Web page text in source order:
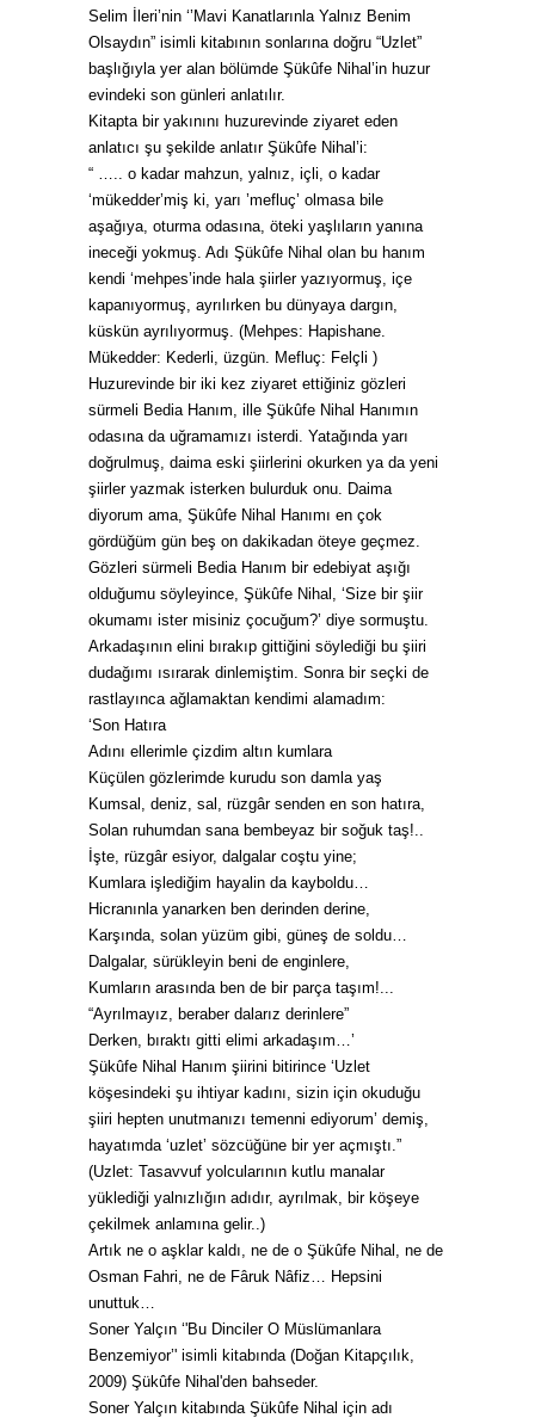
Selim İleri’nin ‘’Mavi Kanatlarınla Yalnız Benim
Olsaydın” isimli kitabının sonlarına doğru “Uzlet”
başlığıyla yer alan bölümde Şükûfe Nihal’in huzur
evindeki son günleri anlatılır.
Kitapta bir yakınını huzurevinde ziyaret eden
anlatıcı şu şekilde anlatır Şükûfe Nihal’i:
“ ….. o kadar mahzun, yalnız, içli, o kadar
‘mükedder’miş ki, yarı ’mefluç’ olmasa bile
aşağıya, oturma odasına, öteki yaşlıların yanına
ineceği yokmuş. Adı Şükûfe Nihal olan bu hanım
kendi ‘mehpes’inde hala şiirler yazıyormuş, içe
kapanıyormuş, ayrılırken bu dünyaya dargın,
küskün ayrılıyormuş. (Mehpes: Hapishane.
Mükedder: Kederli, üzgün. Mefluç: Felçli )
Huzurevinde bir iki kez ziyaret ettiğiniz gözleri
sürmeli Bedia Hanım, ille Şükûfe Nihal Hanımın
odasına da uğramamızı isterdi. Yatağında yarı
doğrulmuş, daima eski şiirlerini okurken ya da yeni
şiirler yazmak isterken bulurduk onu. Daima
diyorum ama, Şükûfe Nihal Hanımı en çok
gördüğüm gün beş on dakikadan öteye geçmez.
Gözleri sürmeli Bedia Hanım bir edebiyat aşığı
olduğumu söyleyince, Şükûfe Nihal, ‘Size bir şiir
okumamı ister misiniz çocuğum?’ diye sormuştu.
Arkadaşının elini bırakıp gittiğini söylediği bu şiiri
dudağımı ısırarak dinlemiştim. Sonra bir seçki de
rastlayınca ağlamaktan kendimi alamadım:
‘Son Hatıra
Adını ellerimle çizdim altın kumlara
Küçülen gözlerimde kurudu son damla yaş
Kumsal, deniz, sal, rüzgâr senden en son hatıra,
Solan ruhumdan sana bembeyaz bir soğuk taş!..
İşte, rüzgâr esiyor, dalgalar coştu yine;
Kumlara işlediğim hayalin da kayboldu…
Hicranınla yanarken ben derinden derine,
Karşında, solan yüzüm gibi, güneş de soldu…
Dalgalar, sürükleyin beni de enginlere,
Kumların arasında ben de bir parça taşım!...
“Ayrılmayız, beraber dalarız derinlere”
Derken, bıraktı gitti elimi arkadaşım…’
Şükûfe Nihal Hanım şiirini bitirince ‘Uzlet
köşesindeki şu ihtiyar kadını, sizin için okuduğu
şiiri hepten unutmanızı temenni ediyorum’ demiş,
hayatımda ‘uzlet’ sözcüğüne bir yer açmıştı.”
(Uzlet: Tasavvuf yolcularının kutlu manalar
yüklediği yalnızlığın adıdır, ayrılmak, bir köşeye
çekilmek anlamına gelir..)
Artık ne o aşklar kaldı, ne de o Şükûfe Nihal, ne de
Osman Fahri, ne de Fâruk Nâfiz… Hepsini
unuttuk…
Soner Yalçın ‘'Bu Dinciler O Müslümanlara
Benzemiyor’' isimli kitabında (Doğan Kitapçılık,
2009) Şükûfe Nihal'den bahseder.
Soner Yalçın kitabında Şükûfe Nihal için adı